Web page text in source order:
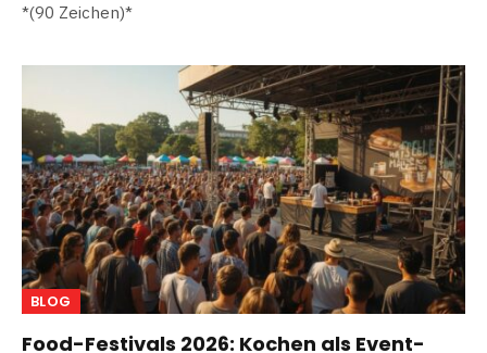
*(90 Zeichen)*
BLOG
Food-Festivals 2026: Kochen als Event-